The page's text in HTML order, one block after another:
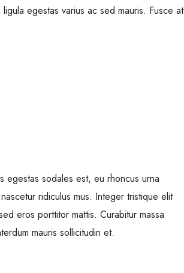
egestas varius ac sed mauris. Fusce at
egestas sodales est, eu rhoncus urna
ridiculus mus. Integer tristique elit
eros porttitor mattis. Curabitur massa
mauris sollicitudin et.